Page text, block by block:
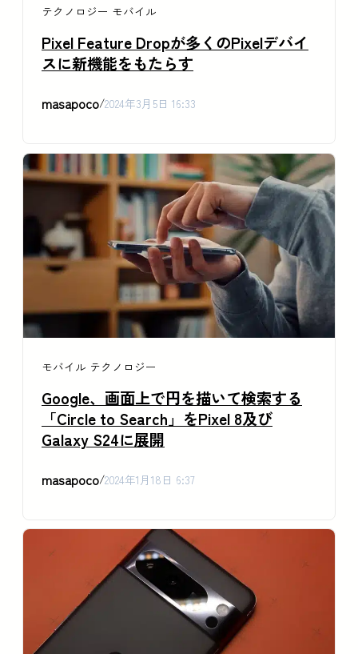
テクノロジー モバイル
Pixel Feature Dropが多くのPixelデバイ
スに新機能をもたらす
masapoco/2024年3月5日 16:33
モバイル テクノロジー
Google、画面上で円を描いて検索する
「Circle to Search」をPixel 8及び
Galaxy S24に展開
masapoco/2024年1月18日 6:37